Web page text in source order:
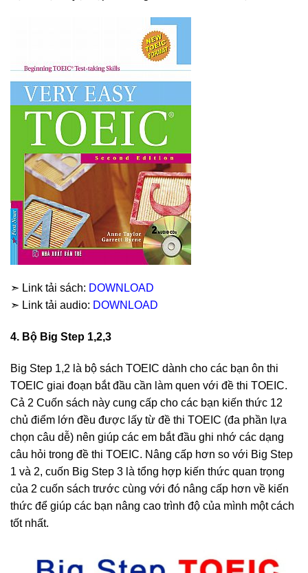
➣ Link tải sách: DOWNLOAD
➣ Link tải audio: DOWNLOAD
4. Bộ Big Step 1,2,3
Big Step 1,2 là bộ sách TOEIC dành cho các bạn ôn thi
TOEIC giai đoạn bắt đầu cần làm quen với đề thi TOEIC.
Cả 2 Cuốn sách này cung cấp cho các bạn kiến thức 12
chủ điểm lớn đều được lấy từ đề thi TOEIC (đa phần lựa
chọn câu dễ) nên giúp các em bắt đầu ghi nhớ các dạng
câu hỏi trong đề thi TOEIC. Nâng cấp hơn so với Big Step
1 và 2, cuốn Big Step 3 là tổng hợp kiến thức quan trọng
của 2 cuốn sách trước cùng với đó nâng cấp hơn về kiến
thức để giúp các bạn nâng cao trình độ của mình một cách
tốt nhất.